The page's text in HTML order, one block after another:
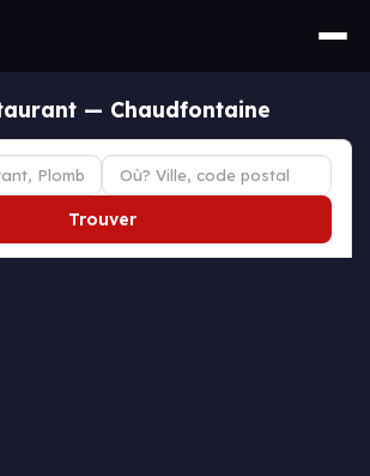
— Chaudfontaine
Trouver